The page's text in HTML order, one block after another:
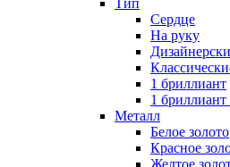
Тип
Сердце
На руку
1 бриллиант
1
Металл
Белое золото
Красное
Желтое